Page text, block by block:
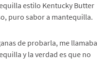
estilo Kentucky Butter
puro sabor a mantequilla.
de probarla, me llamaba
y la verdad es que no